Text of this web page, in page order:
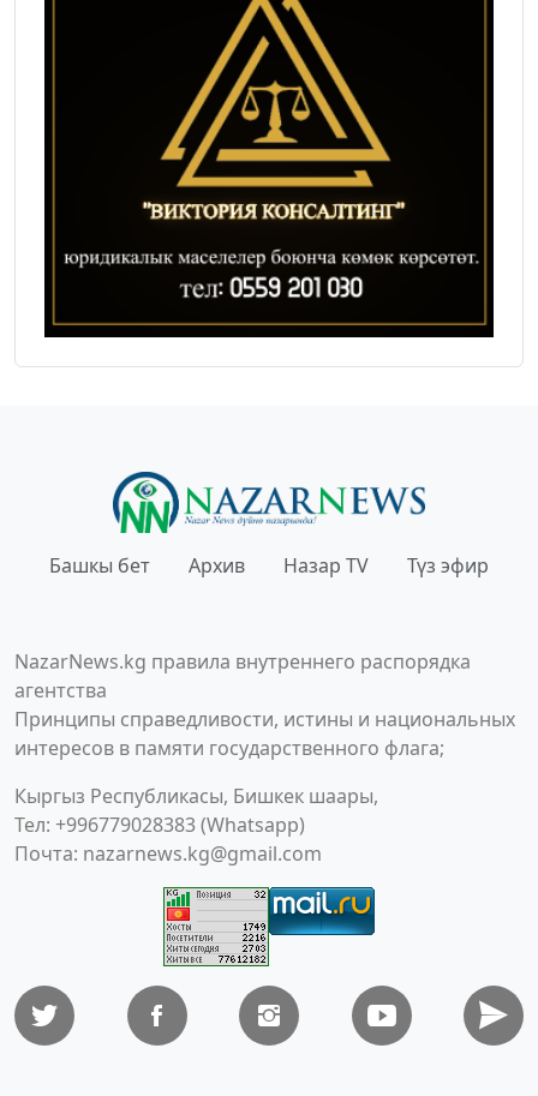
Башкы бет Архив Назар TV Түз эфир
NazarNews.kg правила внутреннего распорядка
агентства
Принципы справедливости, истины и национальных
интересов в памяти государственного флага;
Кыргыз Республикасы, Бишкек шаары,
Тел: +996779028383 (Whatsapp)
Почта: nazarnews.kg@gmail.com